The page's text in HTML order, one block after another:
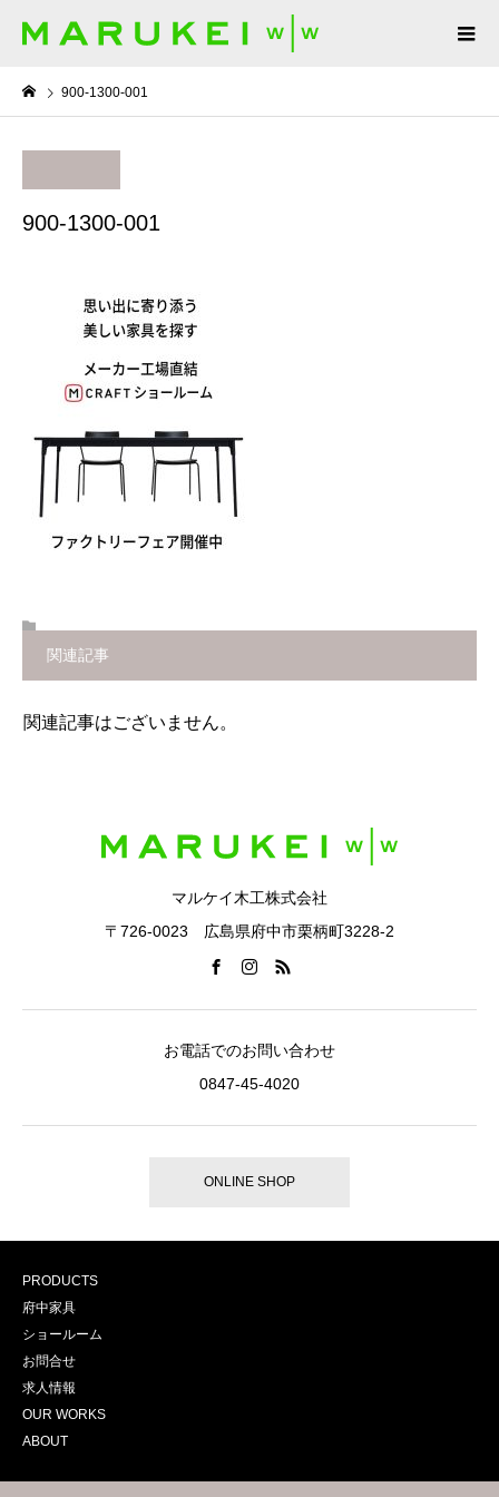
900-1300-001
900-1300-001
関連記事
関連記事はございません。
マルケイ木工株式会社
〒726-0023 広島県府中市栗柄町3228-2
お電話でのお問い合わせ
0847-45-4020
ONLINE SHOP
PRODUCTS
府中家具
ショールーム
お問合せ
求人情報
OUR WORKS
ABOUT